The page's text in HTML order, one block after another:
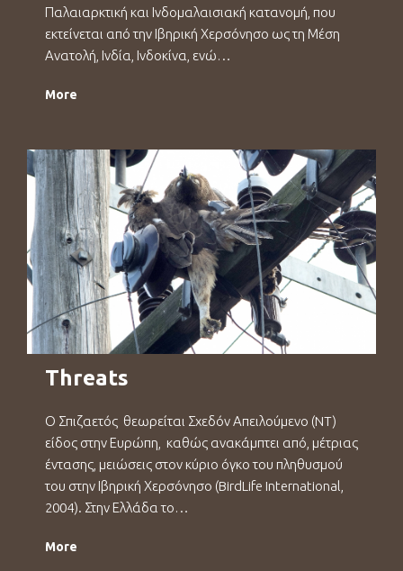
Παλαιαρκτική και Ινδομαλαισιακή κατανομή, που
εκτείνεται από την Ιβηρική Χερσόνησο ως τη Μέση
Ανατολή, Ινδία, Ινδοκίνα, ενώ…
More
Threats
Ο Σπιζαετός θεωρείται Σχεδόν Απειλούμενο (NT)
είδος στην Ευρώπη, καθώς ανακάμπτει από, μέτριας
έντασης, μειώσεις στον κύριο όγκο του πληθυσμού
του στην Ιβηρική Χερσόνησο (BirdLife International,
2004). Στην Ελλάδα το…
More